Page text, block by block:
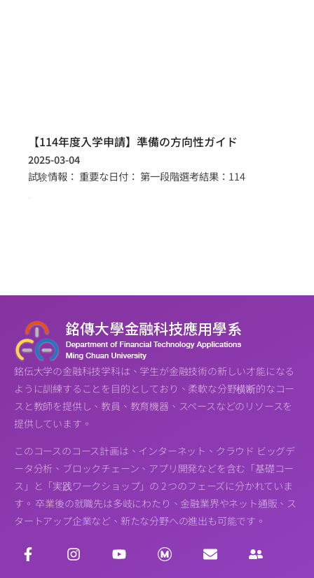
【114年度入学申請】準備の方向性ガイド
2025-03-04
試験情報： 重要な日付： 第一段階選考結果：114
銘伝大学の金融科技学科は、学生が金融技術の新しい才能になる
ように訓練することを目的としており、柔軟な分野横断的なコー
スと教師を提供し、教員、教育機器、スペースなどのリソースを
提供しています。
このコースのコース計画は、インターネット、クラウド ビッグデ
ータ分析、ブロックチェーン、アプリ開発などを含む「基礎コー
ス」と「実践ワークショップ」の 2 つのフェーズに分かれていま
す。 卒業後の就職先は多岐にわたり、金融業界やネット通販、ス
タートアップ企業など、新たな分野への進出も可能です。